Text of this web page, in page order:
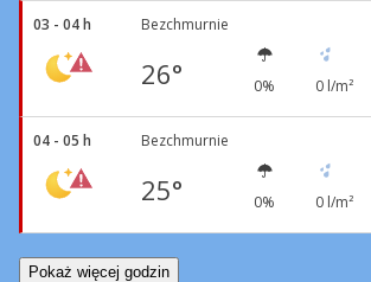
03 - 04 h Bezchmurnie
26° 0% 0 l/m²
04 - 05 h Bezchmurnie
25° 0% 0 l/m²
Pokaż więcej godzin